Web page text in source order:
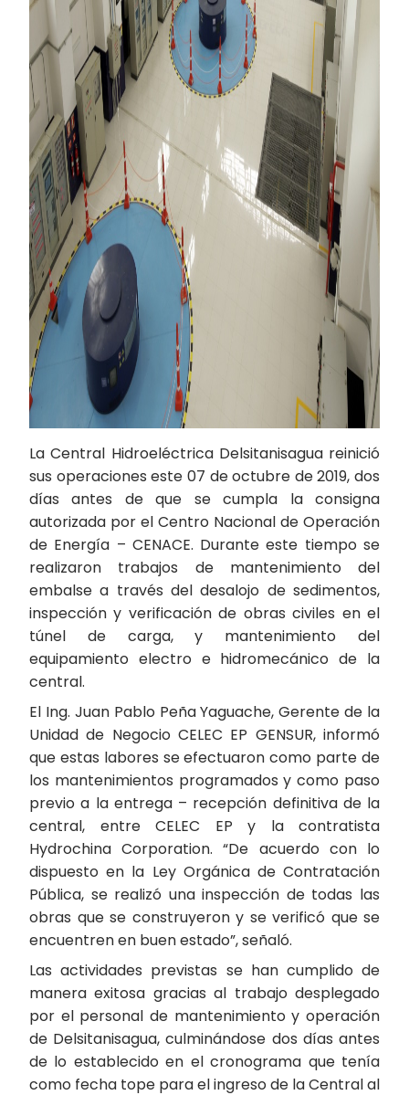
La Central Hidroeléctrica Delsitanisagua reinició
sus operaciones este 07 de octubre de 2019, dos
días antes de que se cumpla la consigna
autorizada por el Centro Nacional de Operación
de Energía – CENACE. Durante este tiempo se
realizaron trabajos de mantenimiento del
embalse a través del desalojo de sedimentos,
inspección y verificación de obras civiles en el
túnel de carga, y mantenimiento del
equipamiento electro e hidromecánico de la
central.
El Ing. Juan Pablo Peña Yaguache, Gerente de la
Unidad de Negocio CELEC EP GENSUR, informó
que estas labores se efectuaron como parte de
los mantenimientos programados y como paso
previo a la entrega – recepción definitiva de la
central, entre CELEC EP y la contratista
Hydrochina Corporation. “De acuerdo con lo
dispuesto en la Ley Orgánica de Contratación
Pública, se realizó una inspección de todas las
obras que se construyeron y se verificó que se
encuentren en buen estado”, señaló.
Las actividades previstas se han cumplido de
manera exitosa gracias al trabajo desplegado
por el personal de mantenimiento y operación
de Delsitanisagua, culminándose dos días antes
de lo establecido en el cronograma que tenía
como fecha tope para el ingreso de la Central al